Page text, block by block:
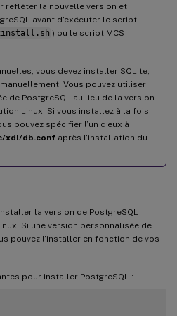
refléter la nouvelle version et
avant d’exécuter le script
) ou le script MCS
vous devez installer SQLite,
Vous pouvez utiliser
de PostgreSQL au lieu de la version
Linux. Si vous installez à la fois
pouvez spécifier l’un d’eux à
xdl/db.conf après l’installation du
la version de PostgreSQL
Si une version personnalisée de
pouvez l’installer en fonction de vos
pour installer PostgreSQL :